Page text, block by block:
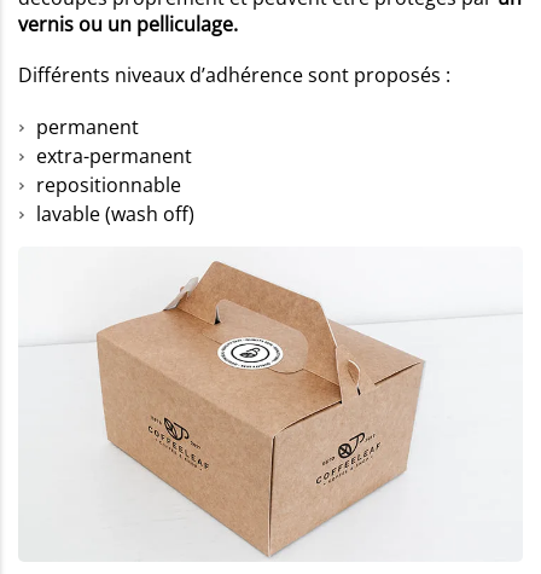
vernis ou un pelliculage.
Différents niveaux d’adhérence sont proposés :
permanent
extra-permanent
repositionnable
lavable (wash off)